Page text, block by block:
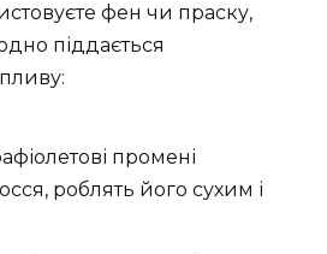
фен чи праску,
піддається
промені
роблять його сухим і